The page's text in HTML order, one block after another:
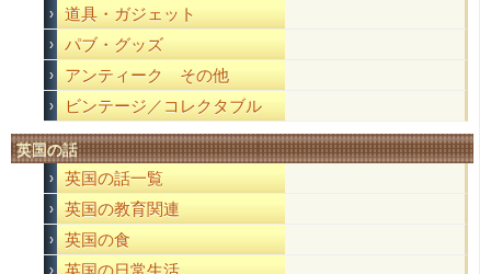
道具・ガジェット
パブ・グッズ
アンティーク その他
ビンテージ／コレクタブル
英国の話
英国の話一覧
英国の教育関連
英国の食